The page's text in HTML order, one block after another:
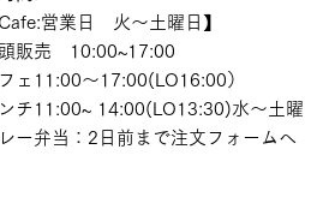
Cafe:営業日 火〜土曜日】
頭販売 10:00~17:00
フェ11:00〜17:00(LO16:00）
ンチ11:00~ 14:00(LO13:30)​水～土曜
レー弁当：2日前まで注文フォームへ